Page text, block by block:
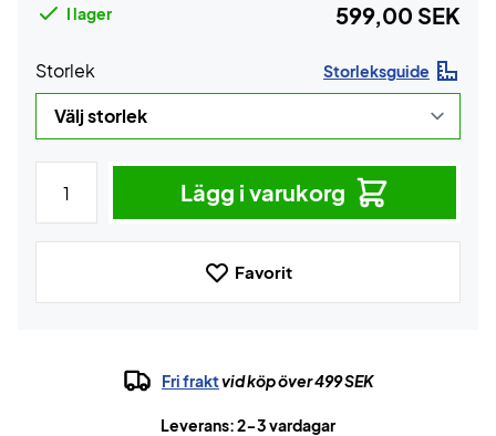
I lager 599,00 SEK
Storlek Storleksguide
Lägg i varukorg
Favorit
Fri fraktvid köp över 499 SEK
Leverans: 2-3 vardagar